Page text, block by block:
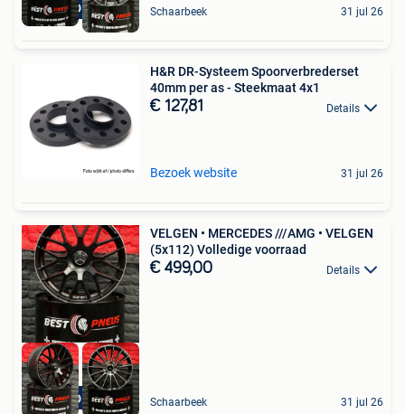
STOCK DISPONIBLE Schaarbeek 31 jul 26
H&R DR-Systeem Spoorverbrederset
40mm per as - Steekmaat 4x1
€ 127,81 Details
Bezoek website 31 jul 26
STOCK DISPONIBLE
VELGEN • MERCEDES ///AMG • VELGEN
(5x112) Volledige voorraad
€ 499,00 Details
Schaarbeek 31 jul 26